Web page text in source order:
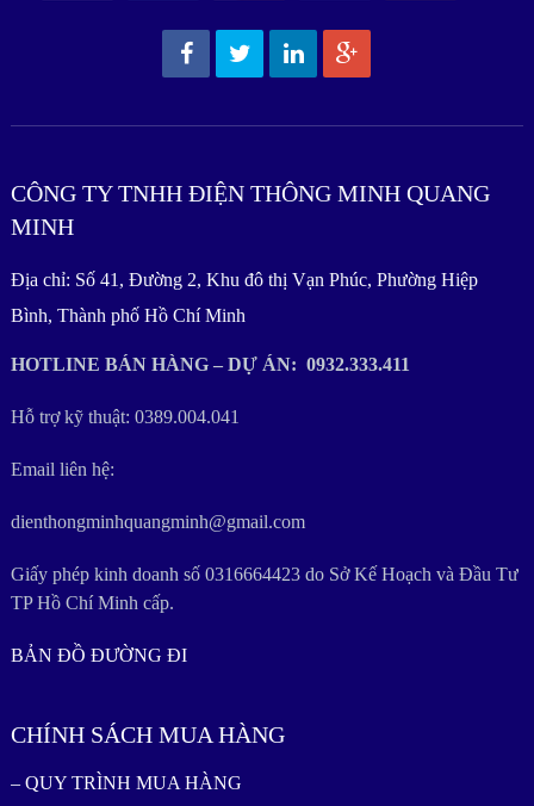
CÔNG TY TNHH ĐIỆN THÔNG MINH QUANG
MINH
Địa chỉ: Số 41, Đường 2, Khu đô thị Vạn Phúc, Phường Hiệp
Bình, Thành phố Hồ Chí Minh
HOTLINE BÁN HÀNG – DỰ ÁN: 0932.333.411
Hỗ trợ kỹ thuật: 0389.004.041
Email liên hệ:
dienthongminhquangminh@gmail.com
Giấy phép kinh doanh số 0316664423 do Sở Kế Hoạch và Đầu Tư
TP Hồ Chí Minh cấp.
BẢN ĐỒ ĐƯỜNG ĐI
CHÍNH SÁCH MUA HÀNG
– QUY TRÌNH MUA HÀNG